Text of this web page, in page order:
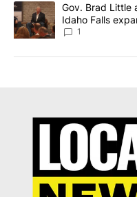
A trending article titled
Gov. Brad Little
Idaho Falls
Local News 8
1